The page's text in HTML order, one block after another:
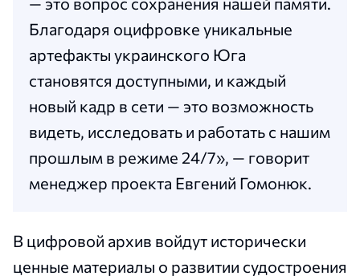
Благодаря оцифровке уникальные
артефакты украинского Юга
становятся доступными, и каждый
новый кадр в сети — это возможность
видеть, исследовать и работать с нашим
прошлым в режиме 24/7», — говорит
менеджер проекта Евгений Гомонюк.
В цифровой архив войдут исторически
ценные материалы о развитии судостроения